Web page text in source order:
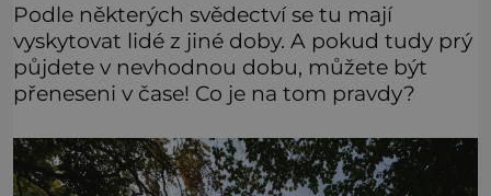
Podle některých svědectví se tu mají
vyskytovat lidé z jiné doby. A pokud tudy prý
půjdete v nevhodnou dobu, můžete být
přeneseni v čase! Co je na tom pravdy?